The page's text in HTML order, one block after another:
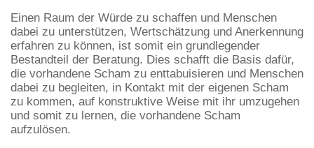
Einen Raum der Würde zu schaffen und Menschen
dabei zu unterstützen, Wertschätzung und Anerkennung
erfahren zu können, ist somit ein grundlegender
Bestandteil der Beratung. Dies schafft die Basis dafür,
die vorhandene Scham zu enttabuisieren und Menschen
dabei zu begleiten, in Kontakt mit der eigenen Scham
zu kommen, auf konstruktive Weise mit ihr umzugehen
und somit zu lernen, die vorhandene Scham
aufzulösen.